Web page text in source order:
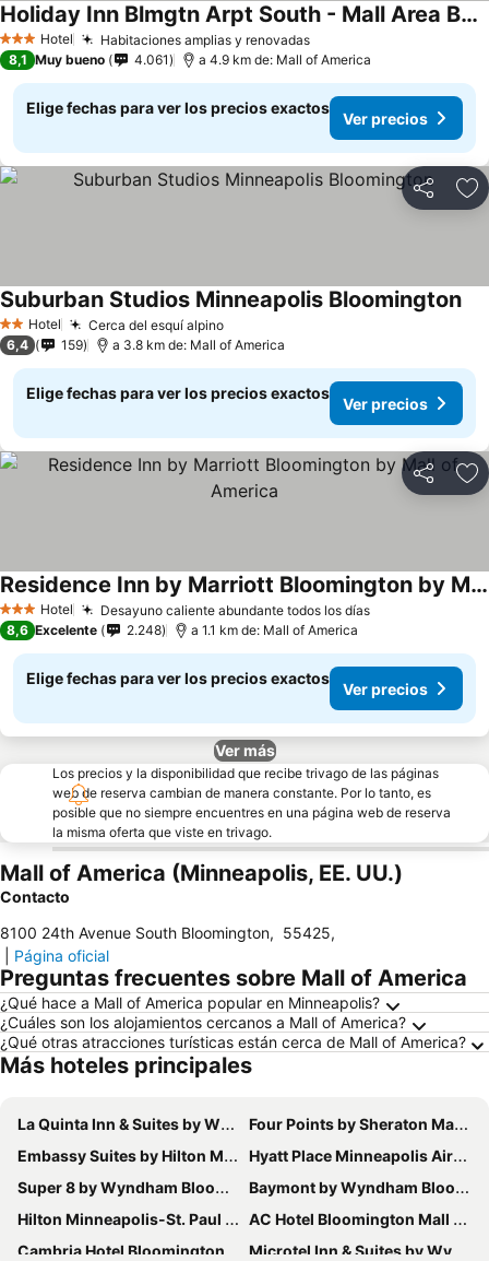
3 Estrellas
Hotel Habitaciones amplias y renovadas
Holiday Inn Blmgtn Arpt South - Mall Area By Ihg
8,1 Muy bueno 4.061 a 4.9 km de: Mall of America
Elige fechas para ver los precios exactos
Ver precios
Compartir
2 Estrellas
Hotel Cerca del esquí alpino
Suburban Studios Minneapolis Bloomington
6,4 159 a 3.8 km de: Mall of America
Elige fechas para ver los precios exactos
Ver precios
Compartir
3 Estrellas
Hotel Desayuno caliente abundante todos los días
Residence Inn by Marriott Bloomington by Mall of America
8,6 Excelente 2.248 a 1.1 km de: Mall of America
Elige fechas para ver los precios exactos
Ver precios
Ver más
Los precios y la disponibilidad que recibe trivago de las páginas
web de reserva cambian de manera constante. Por lo tanto, es
posible que no siempre encuentres en una página web de reserva
la misma oferta que viste en trivago.
Mall of America (Minneapolis, EE. UU.)
Contacto
8100 24th Avenue South Bloomington, 55425,
Página oficial
Preguntas frecuentes sobre Mall of America
¿Qué hace a Mall of America popular en Minneapolis?
¿Cuáles son los alojamientos cercanos a Mall of America?
¿Qué otras atracciones turísticas están cerca de Mall of America?
Más hoteles principales
La Quinta Inn & Suites by Wyndham Minneapolis-Minnetonka
Four Points by Sheraton Mall of America Minneapolis Airport
Embassy Suites by Hilton Minneapolis Airport
Hyatt Place Minneapolis Airport-South
Super 8 by Wyndham Bloomington/Airport
Baymont by Wyndham Bloomington MSP Airport
Hilton Minneapolis-St. Paul Airport
AC Hotel Bloomington Mall of America
Cambria Hotel Bloomington Mall of America Minneapolis Airport
Microtel Inn & Suites by Wyndham Bloomington MSP Airport